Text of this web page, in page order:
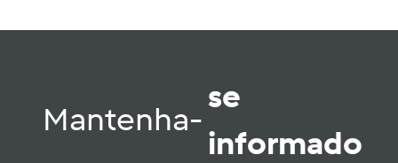
Mantenha-
se
informado